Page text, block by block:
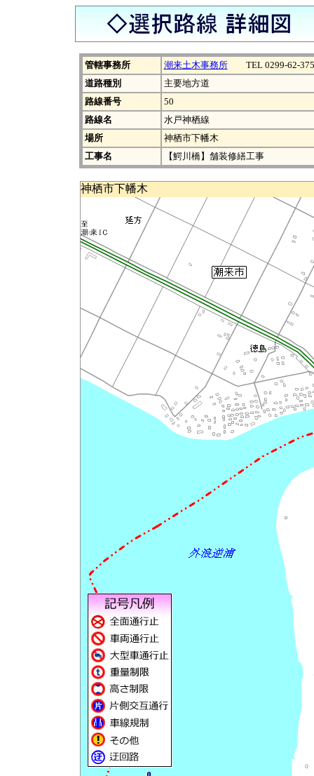
管轄事務所 潮来土木事務所TEL 0299-62-
道路種別
主要地方道
路線番号
50
路線名
水戸神栖線
場所
神栖市下幡木
工事名
【鰐川橋】舗装修繕工事
神栖市下幡木